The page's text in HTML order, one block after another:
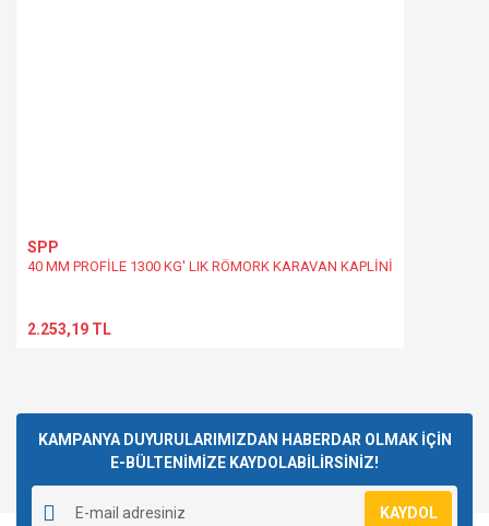
SPP
40 MM PROFİLE 1300 KG' LIK RÖMORK KARAVAN KAPLİNİ
2.253,19 TL
KAMPANYA DUYURULARIMIZDAN HABERDAR OLMAK İÇİN
E-BÜLTENİMİZE KAYDOLABİLİRSİNİZ!
KAYDOL